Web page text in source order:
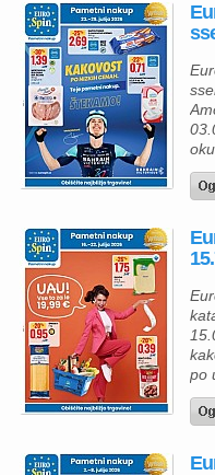
so
ne
za
po